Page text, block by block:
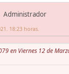
Administrador
18:23 horas.
en Viernes 12 de